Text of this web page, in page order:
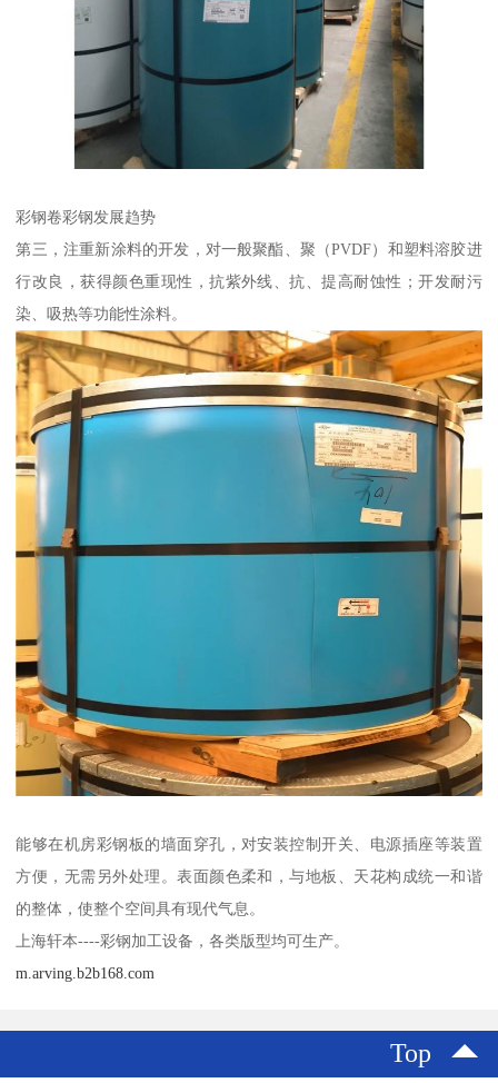
彩钢卷彩钢发展趋势
第三，注重新涂料的开发，对一般聚酯、聚（PVDF）和塑料溶胶进
行改良，获得颜色重现性，抗紫外线、抗、提高耐蚀性；开发耐污
染、吸热等功能性涂料。
能够在机房彩钢板的墙面穿孔，对安装控制开关、电源插座等装置
方便，无需另外处理。表面颜色柔和，与地板、天花构成统一和谐
的整体，使整个空间具有现代气息。
上海轩本----彩钢加工设备，各类版型均可生产。
m.arving.b2b168.com
Top